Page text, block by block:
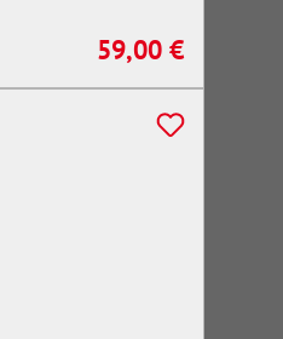
Regulärer Preis:
59,00 €